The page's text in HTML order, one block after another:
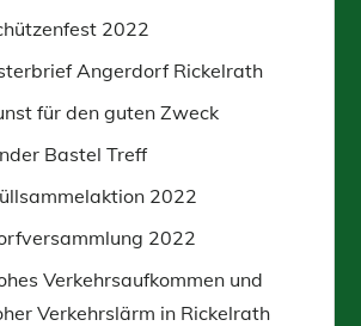
2022
Angerdorf Rickelrath
für den guten Zweck
Bastel Treff
2022
2022
Verkehrsaufkommen und
Verkehrslärm in Rickelrath